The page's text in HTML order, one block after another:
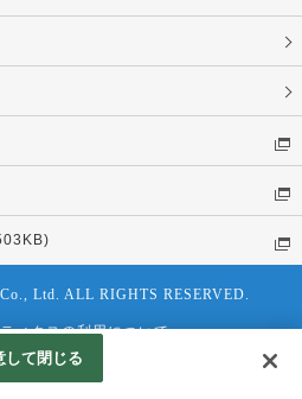
Ltd. ALL RIGHTS RESERVED.
ィクスの利用について
して閉じる